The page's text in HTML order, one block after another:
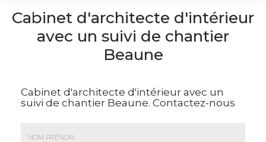
Cabinet d'architecte d'intérieur
avec un suivi de chantier
Beaune
Cabinet d'architecte d'intérieur avec un
suivi de chantier Beaune. Contactez-nous